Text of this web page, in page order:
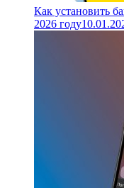
Как установить
2026 году